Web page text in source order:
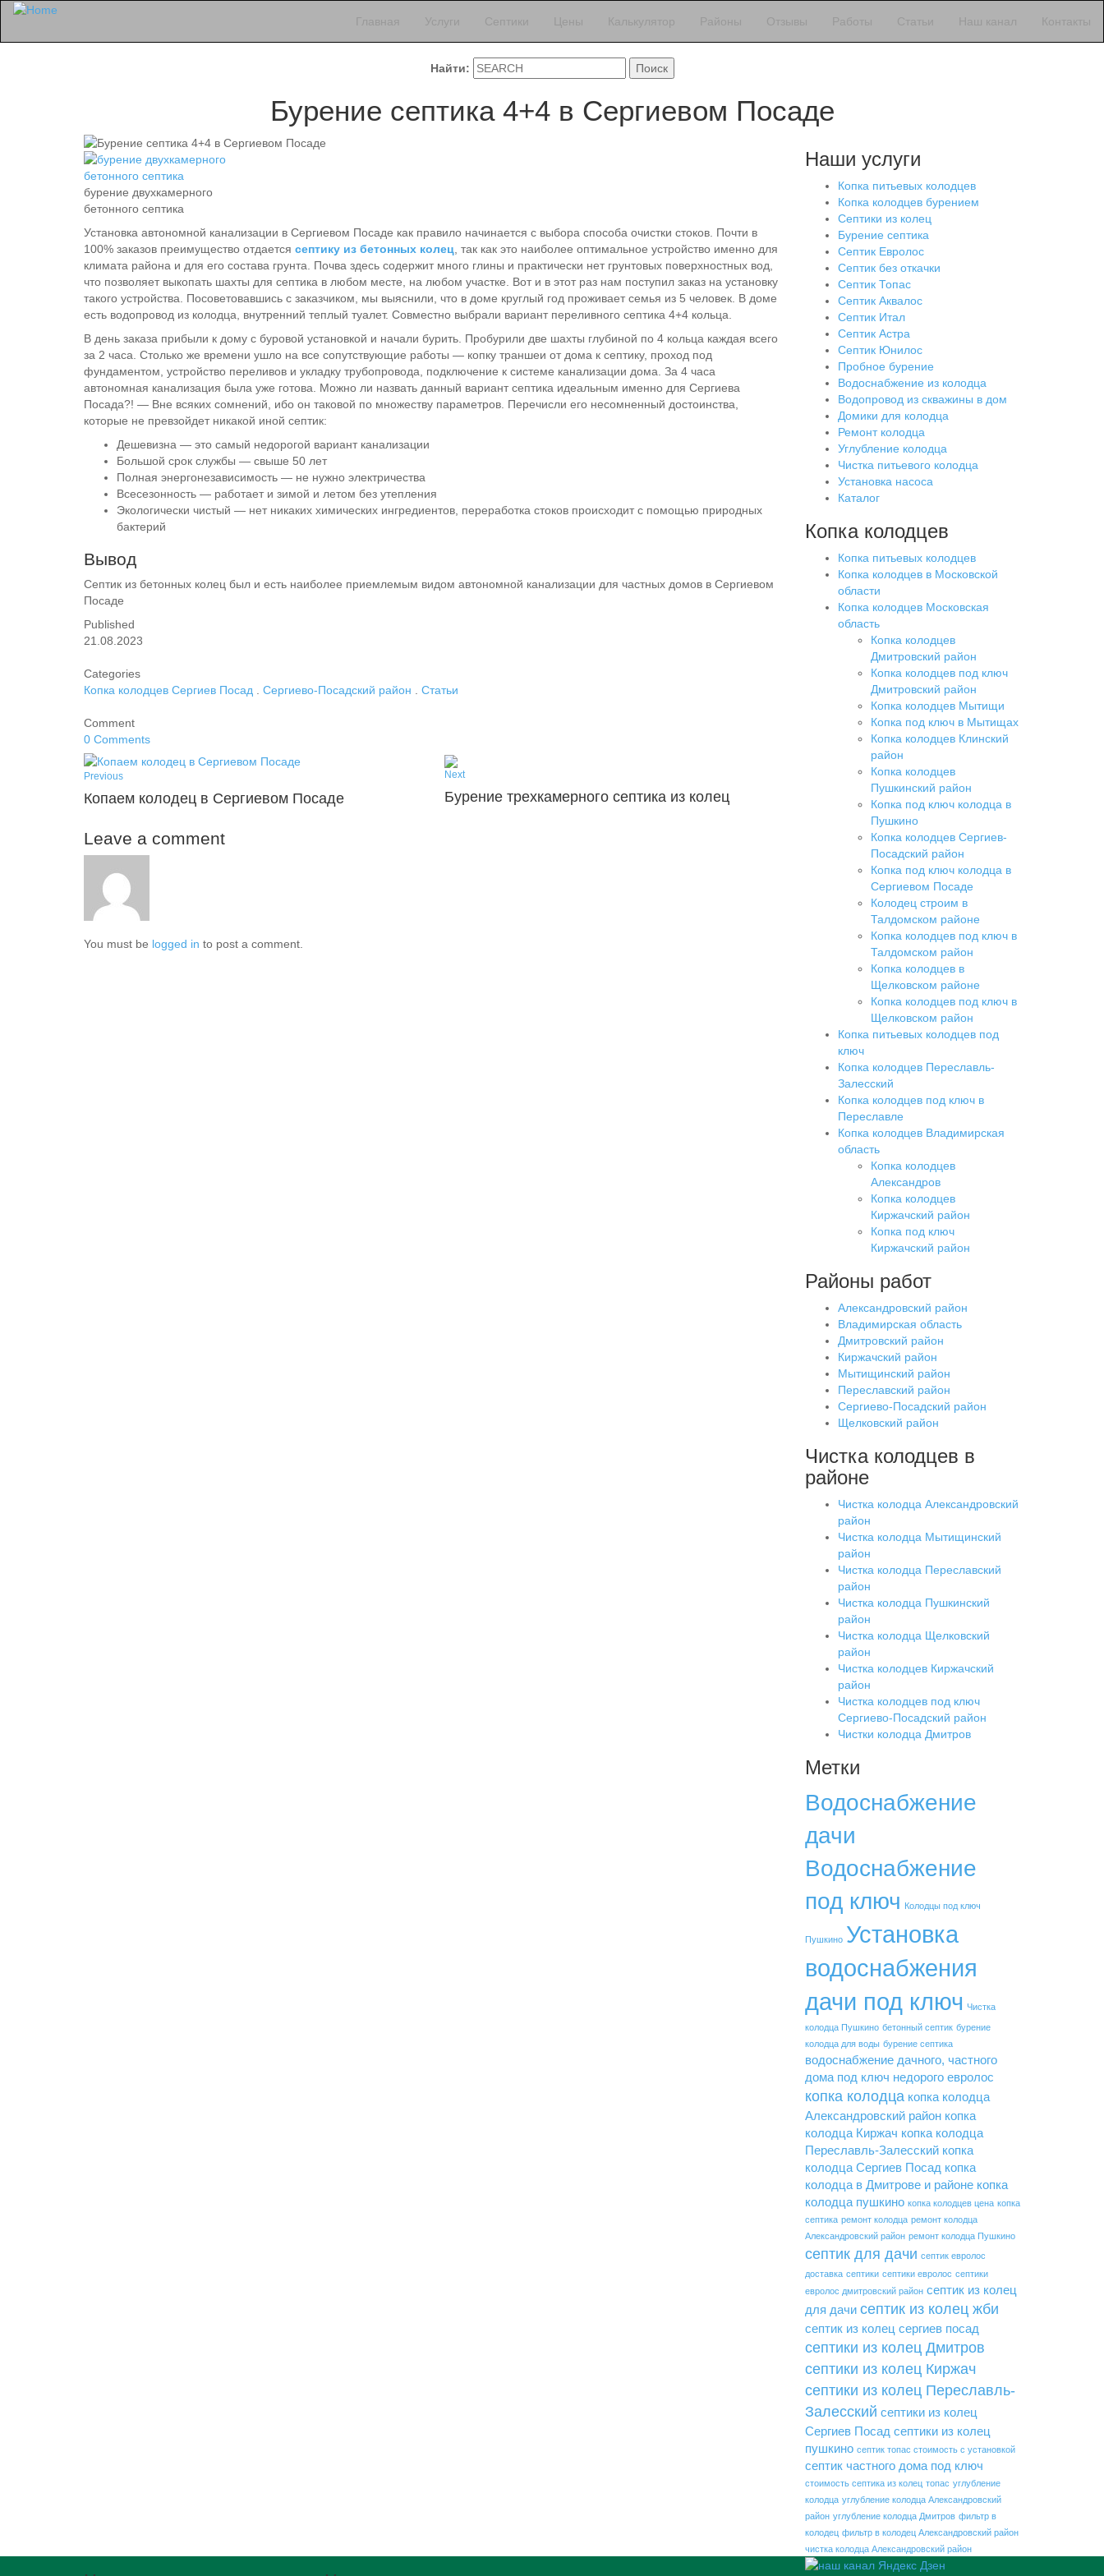
Главная Услуги Септики Цены Калькулятор Районы Отзывы Работы Статьи Наш канал Контакты
Найти:
Бурение септика 4+4 в Сергиевом Посаде
бурение двухкамерного
бетонного септика
Установка автономной канализации в Сергиевом Посаде как правило начинается с выбора способа очистки стоков. Почти в
100% заказов преимущество отдается септику из бетонных колец, так как это наиболее оптимальное устройство именно для
климата района и для его состава грунта. Почва здесь содержит много глины и практически нет грунтовых поверхностных вод,
что позволяет выкопать шахты для септика в любом месте, на любом участке. Вот и в этот раз нам поступил заказ на установку
такого устройства. Посоветовавшись с заказчиком, мы выяснили, что в доме круглый год проживает семья из 5 человек. В доме
есть водопровод из колодца, внутренний теплый туалет. Совместно выбрали вариант переливного септика 4+4 кольца.
В день заказа прибыли к дому с буровой установкой и начали бурить. Пробурили две шахты глубиной по 4 кольца каждая всего
за 2 часа. Столько же времени ушло на все сопутствующие работы — копку траншеи от дома к септику, проход под
фундаментом, устройство переливов и укладку трубопровода, подключение к системе канализации дома. За 4 часа
автономная канализация была уже готова. Можно ли назвать данный вариант септика идеальным именно для Сергиева
Посада?! — Вне всяких сомнений, ибо он таковой по множеству параметров. Перечисли его несомненный достоинства,
которые не превзойдет никакой иной септик:
Дешевизна — это самый недорогой вариант канализации
Большой срок службы — свыше 50 лет
Полная энергонезависимость — не нужно электричества
Всесезонность — работает и зимой и летом без утепления
Экологически чистый — нет никаких химических ингредиентов, переработка стоков происходит с помощью природных
бактерий
Вывод
Септик из бетонных колец был и есть наиболее приемлемым видом автономной канализации для частных домов в Сергиевом
Посаде
Published
21.08.2023
Categories
Копка колодцев Сергиев Посад . Сергиево-Посадский район . Статьи
Comment
0 Comments
Previous
Копаем колодец в Сергиевом Посаде
Next
Бурение трехкамерного септика из колец
Leave a comment
You must be logged in to post a comment.
Наши услуги
Копка питьевых колодцев
Копка колодцев бурением
Септики из колец
Бурение септика
Септик Евролос
Септик без откачки
Септик Топас
Септик Аквалос
Септик Итал
Септик Астра
Септик Юнилос
Пробное бурение
Водоснабжение из колодца
Водопровод из скважины в дом
Домики для колодца
Ремонт колодца
Углубление колодца
Чистка питьевого колодца
Установка насоса
Каталог
Копка колодцев
Копка питьевых колодцев
Копка колодцев в Московской
области
Копка колодцев Московская
область
Копка колодцев
Дмитровский район
Копка колодцев под ключ
Дмитровский район
Копка колодцев Мытищи
Копка под ключ в Мытищах
Копка колодцев Клинский
район
Копка колодцев
Пушкинский район
Копка под ключ колодца в
Пушкино
Копка колодцев Сергиев-
Посадский район
Копка под ключ колодца в
Сергиевом Посаде
Колодец строим в
Талдомском районе
Копка колодцев под ключ в
Талдомском район
Копка колодцев в
Щелковском районе
Копка колодцев под ключ в
Щелковском район
Копка питьевых колодцев под
ключ
Копка колодцев Переславль-
Залесский
Копка колодцев под ключ в
Переславле
Копка колодцев Владимирская
область
Копка колодцев
Александров
Копка колодцев
Киржачский район
Копка под ключ
Киржачский район
Районы работ
Александровский район
Владимирская область
Дмитровский район
Киржачский район
Мытищинский район
Переславский район
Сергиево-Посадский район
Щелковский район
Чистка колодцев в
районе
Чистка колодца Александровский
район
Чистка колодца Мытищинский
район
Чистка колодца Переславский
район
Чистка колодца Пушкинский
район
Чистка колодца Щелковский
район
Чистка колодцев Киржачский
район
Чистка колодцев под ключ
Сергиево-Посадский район
Чистки колодца Дмитров
Метки
Водоснабжение
дачи
Водоснабжение
под ключ Колодцы под ключ
Пушкино Установка
водоснабжения
дачи под ключ Чистка
колодца Пушкино бетонный септик бурение
колодца для воды бурение септика
водоснабжение дачного, частного
дома под ключ недорого евролос
копка колодца копка колодца
Александровский район копка
колодца Киржач копка колодца
Переславль-Залесский копка
колодца Сергиев Посад копка
колодца в Дмитрове и районе копка
колодца пушкино копка колодцев цена копка
септика ремонт колодца ремонт колодца
Александровский район ремонт колодца Пушкино
септик для дачи септик евролос
доставка септики септики евролос септики
евролос дмитровский район септик из колец
для дачи септик из колец жби
септик из колец сергиев посад
септики из колец Дмитров
септики из колец Киржач
септики из колец Переславль-
Залесский септики из колец
Сергиев Посад септики из колец
пушкино септик топас стоимость с установкой
септик частного дома под ключ
стоимость септика из колец топас углубление
колодца углубление колодца Александровский
район углубление колодца Дмитров фильтр в
колодец фильтр в колодец Александровский район
чистка колодца Александровский район